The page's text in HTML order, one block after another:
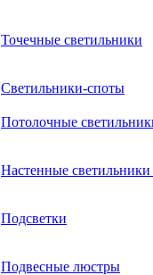
Точечные светильники
Светильники-споты
Потолочные
Настенные светильники
Подсветки
Подвесные люстры